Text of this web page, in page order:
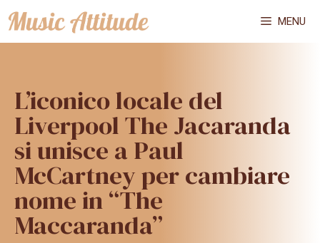
Vai
al
MENU
L’iconico locale del
Liverpool The Jacaranda
si unisce a Paul
McCartney per cambiare
nome in “The
Maccaranda”